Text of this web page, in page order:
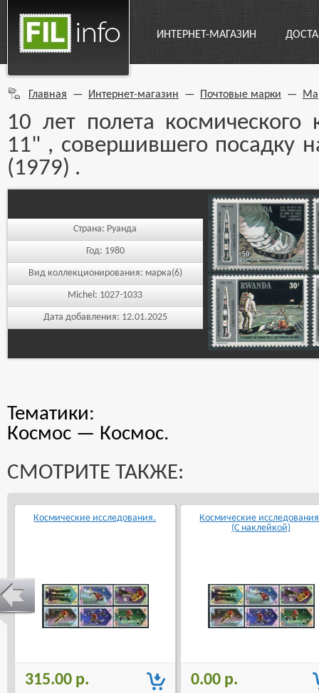
ИНТЕРНЕТ-МАГАЗИН
Главная — Интернет-магазин — Почтовые марки —
10 лет полета
11" , совершившего посадку
(1979) .
Страна: Руанда
Год: 1980
Вид коллекционирования: марка(6)
Michel: 1027-1033
Дата добавления: 12.01.2025
Тематики:
Космос — Космос.
СМОТРИТЕ ТАКЖЕ:
Космические исследования.
315.00 р.
Космические
(С наклейкой)
0.00 р.